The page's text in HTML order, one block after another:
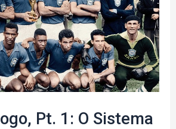
Pt. 1: O Sistema